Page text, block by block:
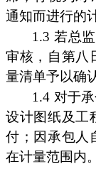
通知而进行的
1.3 若总
审核，自第八
量清单予以确
1.4 对于
设计图纸及工
付；因承包人
在计量范围内。